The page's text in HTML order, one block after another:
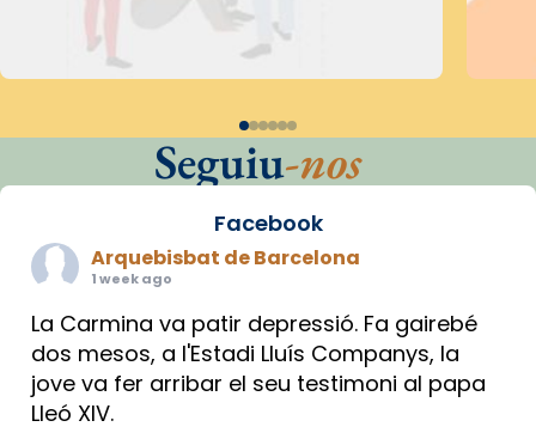
Seguiu-nos
Facebook
Arquebisbat de Barcelona
1 week ago
La Carmina va patir depressió. Fa gairebé
dos mesos, a l'Estadi Lluís Companys, la
jove va fer arribar el seu testimoni al papa
Lleó XIV.